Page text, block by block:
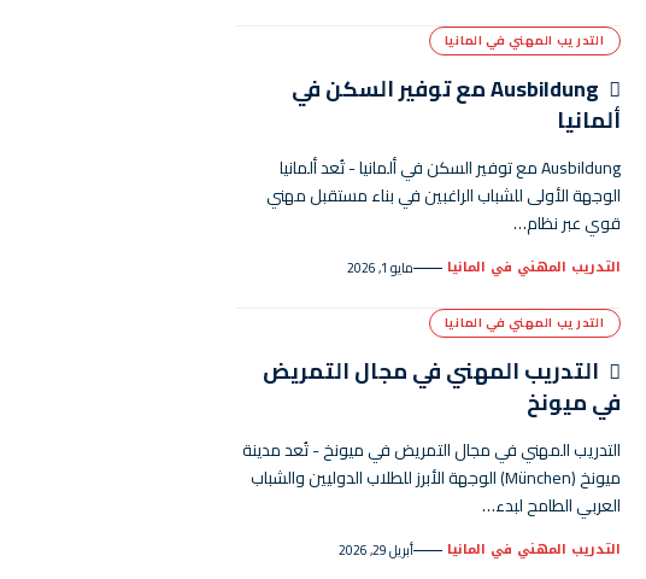
التدريب المهني في المانيا
Ausbildung مع توفير السكن في
ألمانيا
Ausbildung مع توفير السكن في ألمانيا - تُعد ألمانيا
الوجهة الأولى للشباب الراغبين في بناء مستقبل مهني
قوي عبر نظام…
التدريب المهني في المانيا مايو 1, 2026
التدريب المهني في المانيا
التدريب المهني في مجال التمريض
في ميونخ
التدريب المهني في مجال التمريض في ميونخ - تُعد مدينة
ميونخ (München) الوجهة الأبرز للطلاب الدوليين والشباب
العربي الطامح لبدء…
التدريب المهني في المانيا أبريل 29, 2026